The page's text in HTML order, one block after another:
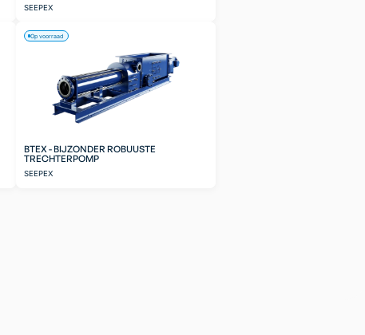
SEEPEX
BTEX - BIJZONDER ROBUUSTE
TRECHTERPOMP
SEEPEX
Op voorraad